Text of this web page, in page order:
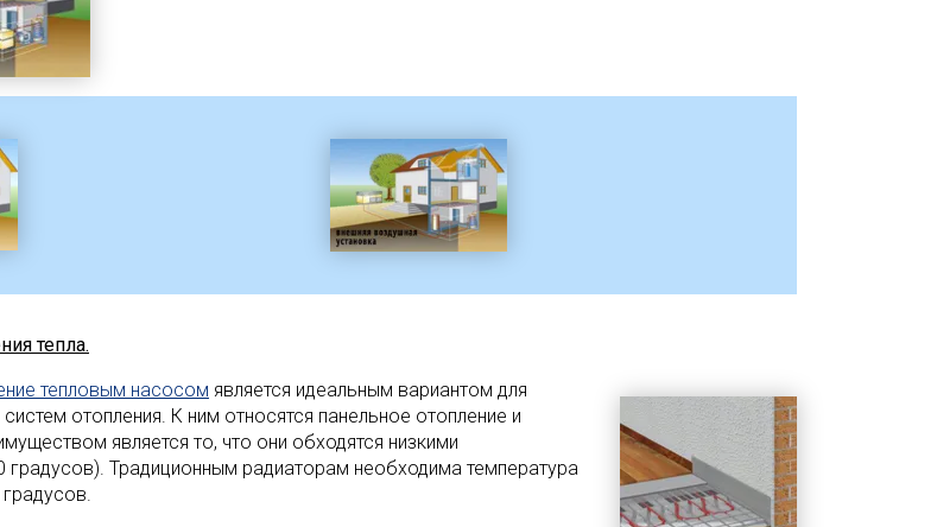
тепла.
тепловым насосом является идеальным вариантом для
отопления. К ним относятся панельное отопление и
является то, что они обходятся низкими
градусов). Традиционным радиаторам необходима температура